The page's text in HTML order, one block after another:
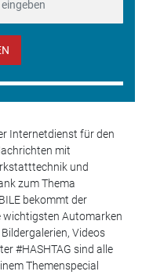
Internetdienst für den
mit
und
zum Thema
bekommt der
wichtigsten Automarken
Videos
#HASHTAG sind alle
Themenspecial